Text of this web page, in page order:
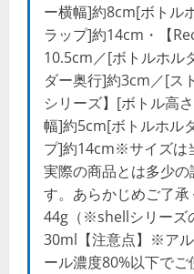
ー横幅]約8cm[ボトル
ラップ]約14cm・【
10.5cm／[ボトルホル
ダー奥行]約3cm／[ス
シリーズ】[ボトル高
幅]約5cm[ボトルホル
プ]約14cm※サイズは
実際の商品とは多少
す。あらかじめご了
44g（※shellシリーズ
30ml【注意点】※ア
ール濃度80%以下で